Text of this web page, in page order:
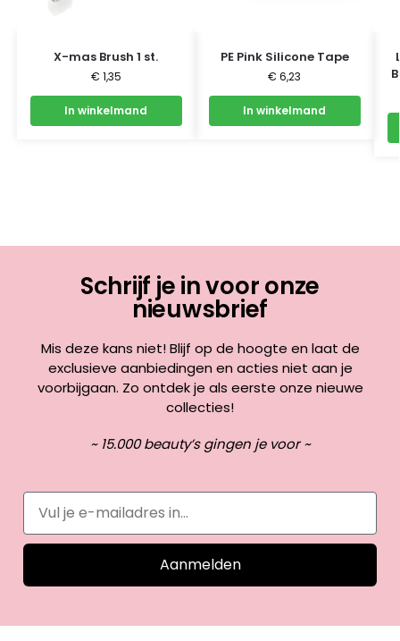
X-mas Brush 1 st.
€ 1,35
In winkelmand
PE Pink Silicone Tape
€ 6,23
In winkelmand
Schrijf je in voor onze
nieuwsbrief
Mis deze kans niet! Blijf op de hoogte en laat de
exclusieve aanbiedingen en acties niet aan je
voorbijgaan. Zo ontdek je als eerste onze nieuwe
collecties!
~ 15.000 beauty’s gingen je voor ~
Aanmelden